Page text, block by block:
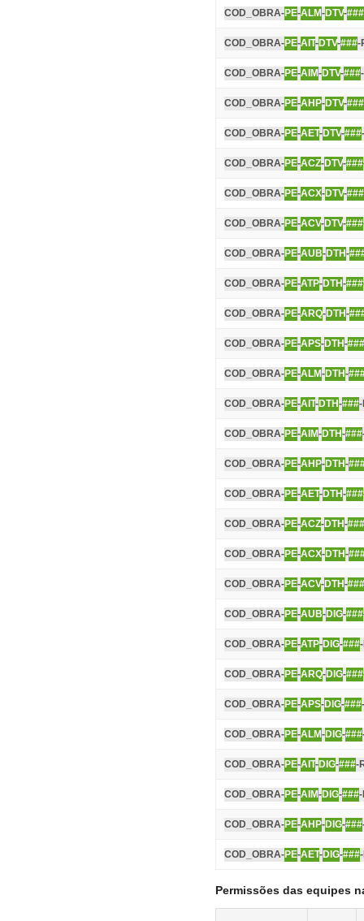
COD_OBRA-PE-ALM-DTV-###
COD_OBRA-PE-AIT-DTV-###-
COD_OBRA-PE-AIM-DTV-###
COD_OBRA-PE-AHP-DTV-###
COD_OBRA-PE-AET-DTV-###
COD_OBRA-PE-ACZ-DTV-###
COD_OBRA-PE-ACX-DTV-###
COD_OBRA-PE-ACV-DTV-###
COD_OBRA-PE-AUB-DTH-
COD_OBRA-PE-ATP-DTH-###
COD_OBRA-PE-ARQ-DTH-
COD_OBRA-PE-APS-DTH-###
COD_OBRA-PE-ALM-DTH-
COD_OBRA-PE-AIT-DTH-###
COD_OBRA-PE-AIM-DTH-###
COD_OBRA-PE-AHP-DTH-
COD_OBRA-PE-AET-DTH-###
COD_OBRA-PE-ACZ-DTH-###
COD_OBRA-PE-ACX-DTH-
COD_OBRA-PE-ACV-DTH-###
COD_OBRA-PE-AUB-DIG-###
COD_OBRA-PE-ATP-DIG-###
COD_OBRA-PE-ARQ-DIG-###
COD_OBRA-PE-APS-DIG-###
COD_OBRA-PE-ALM-DIG-###
COD_OBRA-PE-AIT-DIG-###-
COD_OBRA-PE-AIM-DIG-###
COD_OBRA-PE-AHP-DIG-###
COD_OBRA-PE-AET-DIG-###
Permissões das equipes